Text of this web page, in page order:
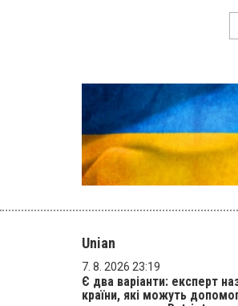
Unian
7. 8. 2026 23:19
Є два варіанти: експерт
країни, які можуть